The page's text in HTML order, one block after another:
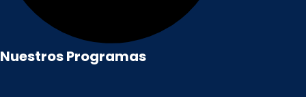
Nuestros Programas